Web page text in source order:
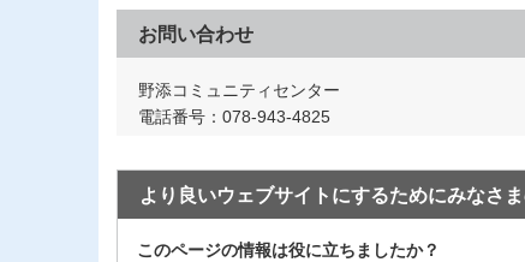
お問い合わせ
野添コミュニティセンター
電話番号：078-943-4825
より良いウェブサイトにするためにみなさ
このページの情報は役に立ちましたか？